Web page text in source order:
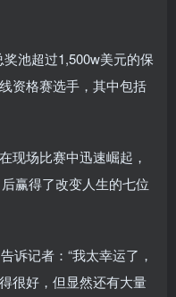
池超过1,500w美元的保
资格赛选手，其中包括
现场比赛中迅速崛起，
赢得了改变人生的七位
诉记者：“我太幸运了，
很好，但显然还有大量